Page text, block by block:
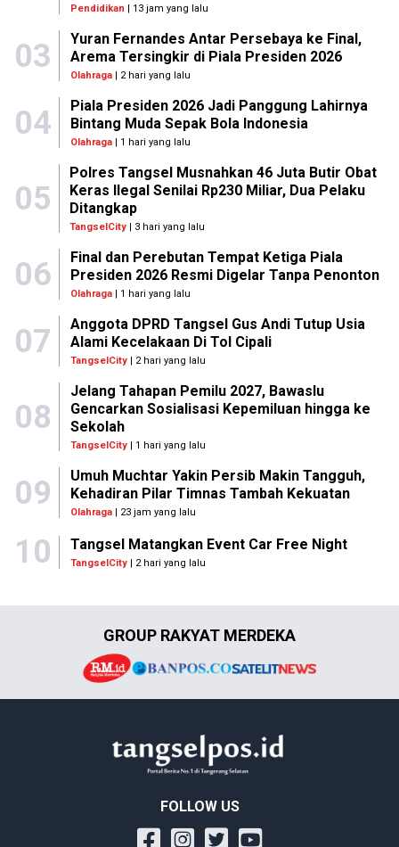
Pendidikan | 13 jam yang lalu
03
Yuran Fernandes Antar Persebaya ke Final,
Arema Tersingkir di Piala Presiden 2026
Olahraga| 2 hari yang lalu
04
Piala Presiden 2026 Jadi Panggung Lahirnya
Bintang Muda Sepak Bola Indonesia
Olahraga| 1 hari yang lalu
05
Polres Tangsel Musnahkan 46 Juta Butir Obat
Keras Ilegal Senilai Rp230 Miliar, Dua Pelaku
Ditangkap
TangselCity | 3 hari yang lalu
06
Final dan Perebutan Tempat Ketiga Piala
Presiden 2026 Resmi Digelar Tanpa Penonton
Olahraga| 1 hari yang lalu
07
Anggota DPRD Tangsel Gus Andi Tutup Usia
Alami Kecelakaan Di Tol Cipali
TangselCity| 2 hari yang lalu
08
Jelang Tahapan Pemilu 2027, Bawaslu
Gencarkan Sosialisasi Kepemiluan hingga ke
Sekolah
TangselCity| 1 hari yang lalu
09
Umuh Muchtar Yakin Persib Makin Tangguh,
Kehadiran Pilar Timnas Tambah Kekuatan
Olahraga| 23 jam yang lalu
10 Tangsel Matangkan Event Car Free Night
TangselCity | 2 hari yang lalu
GROUP RAKYAT MERDEKA
FOLLOW US